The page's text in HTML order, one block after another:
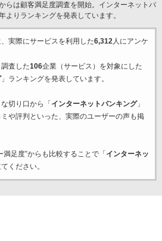
らは顧客満足度調査を開始。インターネットバ
よりランキングを発表しています。
実際にサービスを利用した6,312人にアンケ
査した106企業（サービス）を対象にした
」ランキングを発表しています。
切り口から「 インターネットバンキング」
や評判といった、実際のユーザーの声も掲
足度”からも比較することで「 インターネッ
ください。